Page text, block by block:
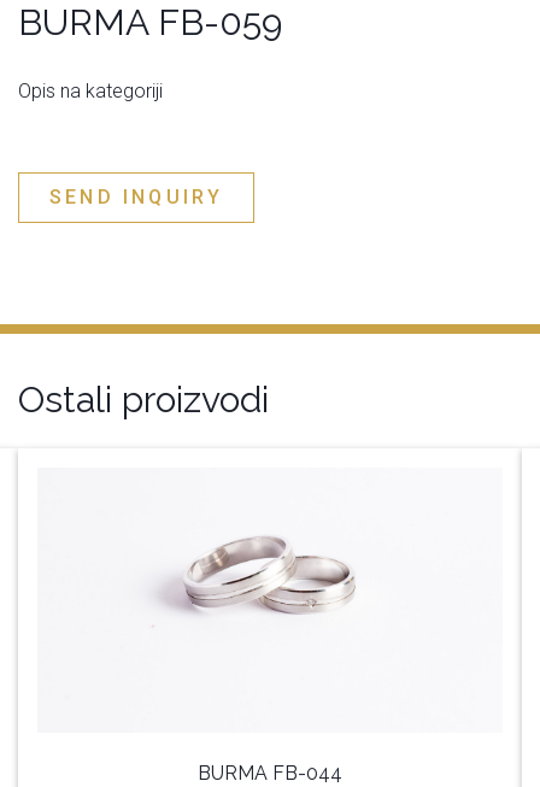
BURMA FB-059
Opis na kategoriji
SEND INQUIRY
Ostali proizvodi
BURMA FB-044